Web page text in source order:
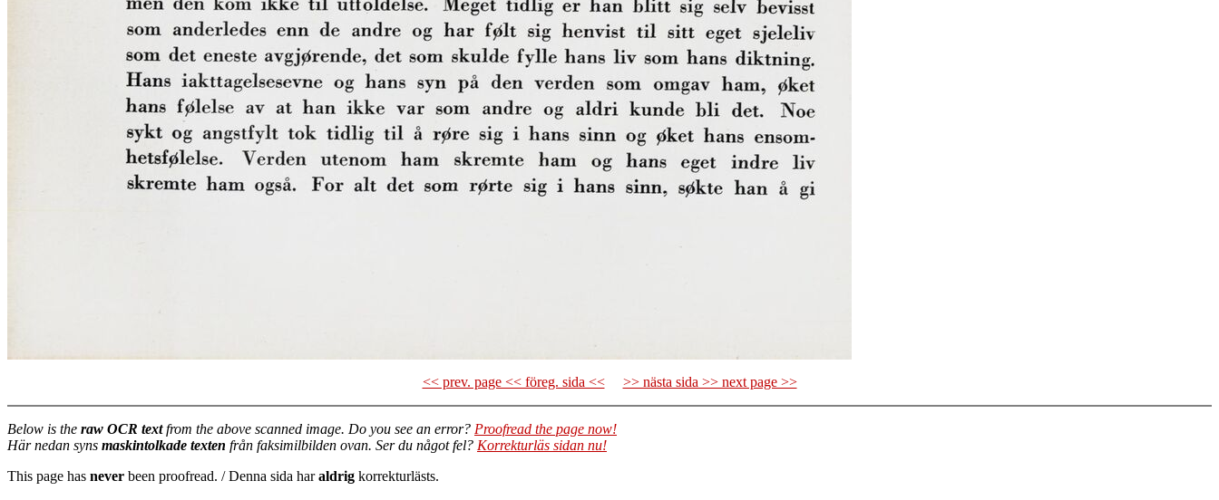
<< prev. page << föreg. sida << >> nästa sida >> next page >>
Below is the raw OCR textfrom the above scanned image. Do you see an error? Proofread the page now!
Här nedan syns maskintolkade texten från faksimilbilden ovan. Ser du något fel? Korrekturläs sidan nu!
This page has never been proofread. / Denna sida haraldrig korrekturlästs.